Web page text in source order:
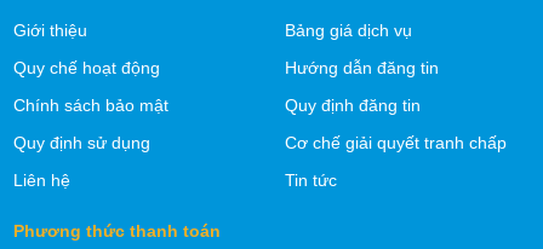
Giới thiệu
Quy chế hoạt động
Chính sách bảo mật
Quy định sử dụng
Liên hệ
Bảng giá dịch vụ
Hướng dẫn đăng tin
Quy định đăng tin
Cơ chế giải quyết tranh chấp
Tin tức
Phương thức thanh toán